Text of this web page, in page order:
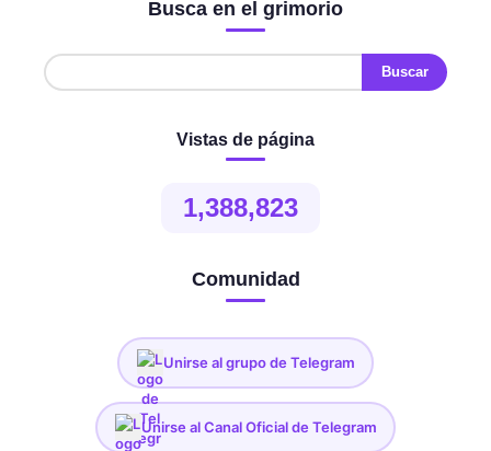
Busca en el grimorio
Vistas de página
1,388,823
Comunidad
Unirse al grupo de Telegram
Unirse al Canal Oficial de Telegram